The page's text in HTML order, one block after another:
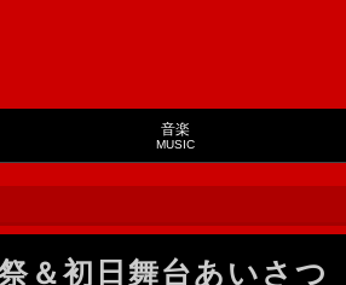
音楽
MUSIC
祭＆初日舞台あいさつ